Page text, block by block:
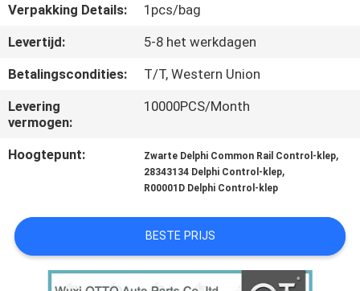
MET
ONS
OP
NIEUWS
GEVALLEN
SITEMAP
PRIVACY
Verpakking Details:
1pcs/bag
Levertijd:
5-8 het werkdagen
Betalingscondities:
T/T, Western Union
Levering
vermogen:
10000PCS/Month
Hoogtepunt: Zwarte Delphi Common Rail Control-klep,
28343134 Delphi Control-klep,
R00001D Delphi Control-klep
BESTE PRIJS